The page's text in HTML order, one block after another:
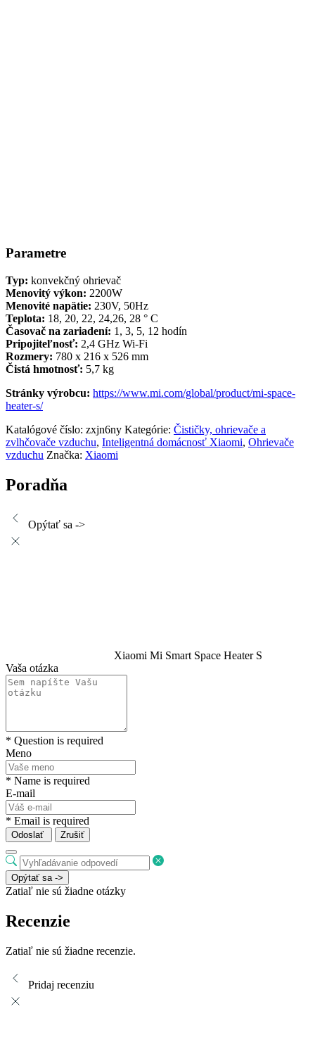
Parametre
Typ: konvekčný ohrievač
Menovitý výkon: 2200W
Menovité napätie: 230V, 50Hz
Teplota: 18, 20, 22, 24,26, 28 ° C
Časovač na zariadení: 1, 3, 5, 12 hodín
Pripojiteľnosť: 2,4 GHz Wi-Fi
Rozmery: 780 x 216 x 526 mm
Čistá hmotnosť: 5,7 kg
Stránky výrobcu: https://www.mi.com/global/product/mi-space-
heater-s/
Katalógové číslo: zxjn6ny Kategórie: Čističky, ohrievače a
zvlhčovače vzduchu, Inteligentná domácnosť Xiaomi, Ohrievače
vzduchu Značka: Xiaomi
Poradňa
Opýtať sa ->
Xiaomi Mi Smart Space Heater S
Vaša otázka
* Question is required
Meno
* Name is required
E-mail
* Email is required
Odoslať Zrušiť
Opýtať sa ->
Zatiaľ nie sú žiadne otázky
Recenzie
Zatiaľ nie sú žiadne recenzie.
Pridaj recenziu